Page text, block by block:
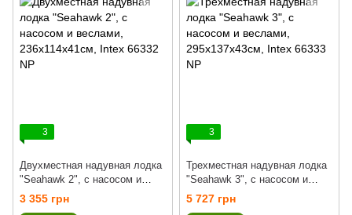
3
Двухместная надувная лодка
"Seahawk 2", с насосом и
веслами, 236x114x41см, Intex
66332 NP
3 355 грн
3
Трехместная надувная лодка
"Seahawk 3", с насосом и
веслами, 295x137x43см, Intex
66333 NP
5 727 грн